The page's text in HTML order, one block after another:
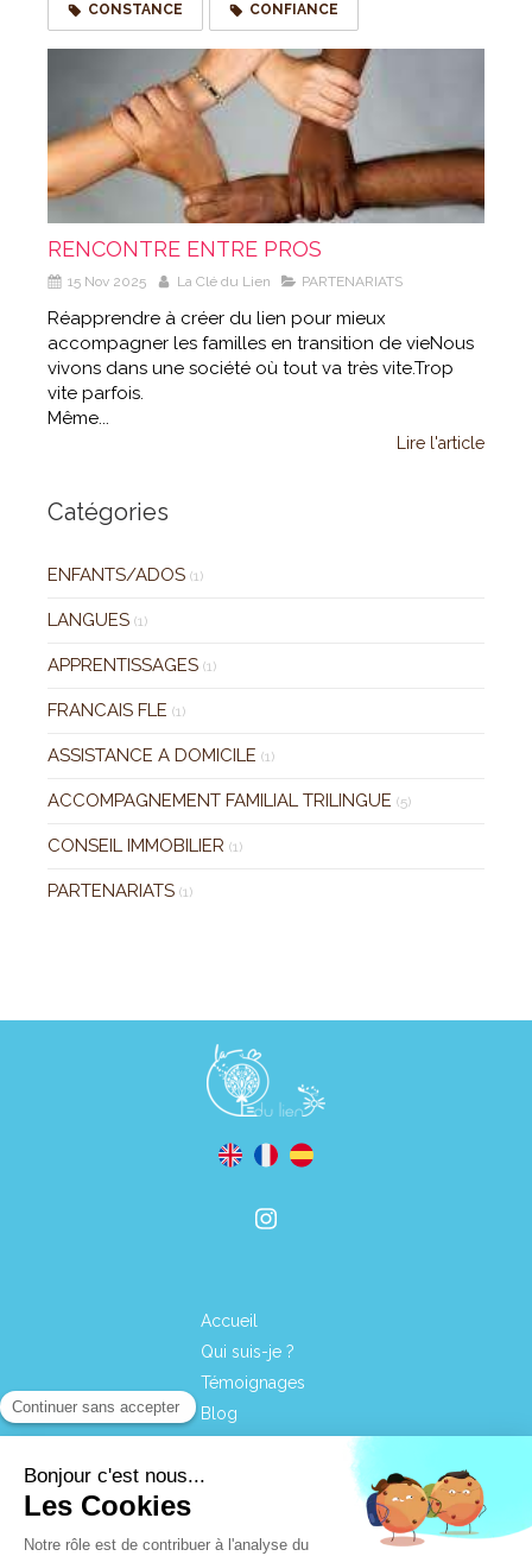
CONSTANCE CONFIANCE
RENCONTRE ENTRE PROS
15 Nov 2025 La Clé du Lien PARTENARIATS
Réapprendre à créer du lien pour mieux
accompagner les familles en transition de vieNous
vivons dans une société où tout va très vite.Trop
vite parfois.
Même...
Lire l'article
Catégories
ENFANTS/ADOS (1)
LANGUES (1)
APPRENTISSAGES (1)
FRANCAIS FLE (1)
ASSISTANCE A DOMICILE (1)
ACCOMPAGNEMENT FAMILIAL TRILINGUE (5)
CONSEIL IMMOBILIER (1)
PARTENARIATS (1)
Accueil
Qui suis-je ?
Témoignages
Blog